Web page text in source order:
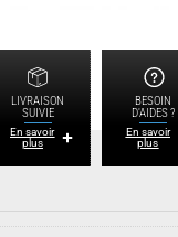
LIVRAISON
SUIVIE
En savoir
plus
BESOIN
D'AIDES ?
En savoir
plus